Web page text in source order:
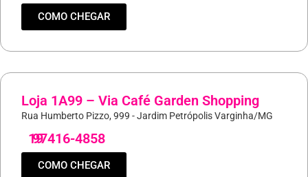
COMO CHEGAR
Loja 1A99 – Via Café Garden Shopping
Rua Humberto Pizzo, 999 - Jardim Petrópolis Varginha/MG
19
97416-4858
COMO CHEGAR